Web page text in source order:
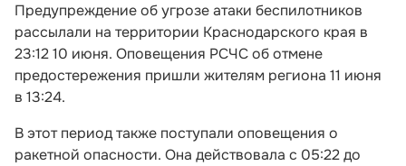
Предупреждение об угрозе атаки беспилотников
рассылали на территории Краснодарского края в
23:12 10 июня. Оповещения РСЧС об отмене
предостережения пришли жителям региона 11 июня
в 13:24.
В этот период также поступали оповещения о
ракетной опасности. Она действовала с 05:22 до